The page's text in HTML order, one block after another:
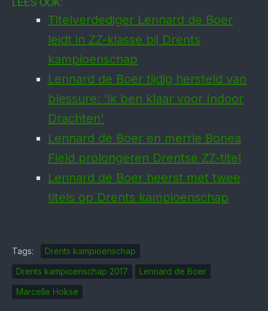
LEES OOK:
Titelverdediger Lennard de Boer
leidt in ZZ-klasse bij Drents
kampioenschap
Lennard de Boer tijdig hersteld van
blessure: 'ik ben klaar voor Indoor
Drachten'
Lennard de Boer en merrie Bonea
Field prolongeren Drentse ZZ-titel
Lennard de Boer heerst met twee
titels op Drents kampioenschap
Tags:
Drents kampioenschap
Drents kampioenschap 2017
Lennard de Boer
Marcelle Hokse